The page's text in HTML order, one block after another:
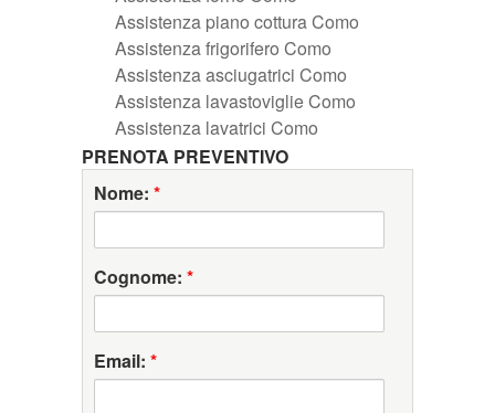
Assistenza piano cottura Como
Assistenza frigorifero Como
Assistenza asciugatrici Como
Assistenza lavastoviglie Como
Assistenza lavatrici Como
PRENOTA PREVENTIVO
Nome: *
Cognome: *
Email: *